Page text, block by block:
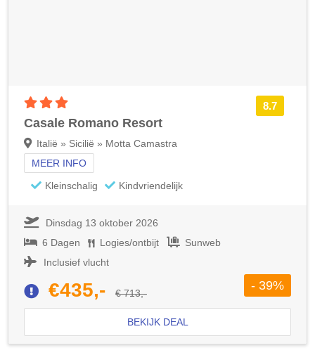
8.7
Casale Romano Resort
Italië » Sicilië » Motta Camastra
MEER INFO
Kleinschalig
Kindvriendelijk
Dinsdag 13 oktober 2026
6 Dagen
Logies/ontbijt
Sunweb
Inclusief vlucht
€435,- € 713,-
- 39%
BEKIJK DEAL